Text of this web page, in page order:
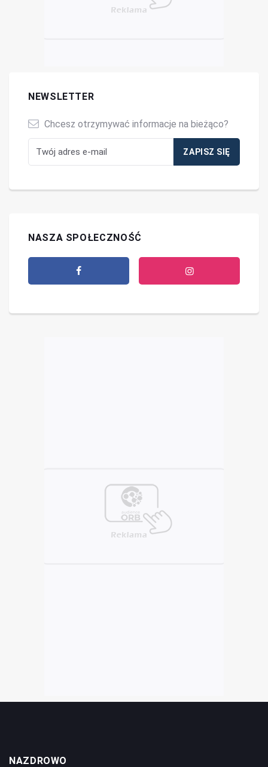
NEWSLETTER
Chcesz otrzymywać informacje na bieżąco?
NASZA SPOŁECZNOŚĆ
NAZDROWO